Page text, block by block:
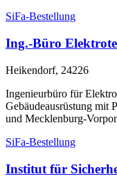
SiFa-Bestellung
Ing.-Büro
Heikendorf, 24226
Ingenieurbüro für
Gebäudeausrüstung mit
und Mecklenburg-
SiFa-Bestellung
Institut für